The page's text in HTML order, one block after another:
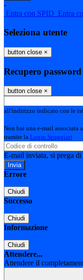
-
Entra con SPID Entra
Seleziona utente
button close ×
Recupero password
button close ×
all'indirizzo indicato con le
Non hai una e-mail associata
tramite la Login Spaggiari
E-mail inviata, si prega
Errore
Chiudi
Successo
Chiudi
Informazione
Chiudi
Attendere...
Attendere il